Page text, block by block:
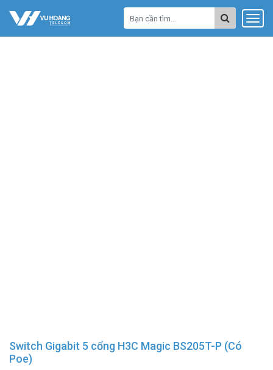
Switch Gigabit 5 cổng H3C Magic BS205T-P (Có
Poe)